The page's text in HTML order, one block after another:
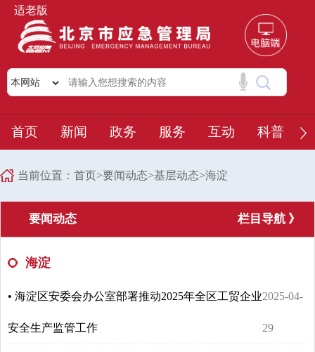
适老版
首页 新闻 政务 服务 互动 科普
当前位置： 首页>要闻动态>基层动态>海淀
要闻动态 栏目导航 》
海淀
• 海淀区安委会办公室部署推动2025年全区工贸企业
安全生产监管工作
2025-04-
29